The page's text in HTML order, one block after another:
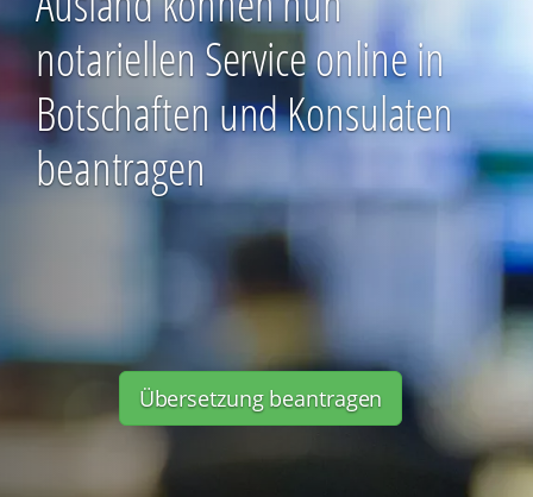
notariellen Service online in
Botschaften und Konsulaten
beantragen
Übersetzung beantragen